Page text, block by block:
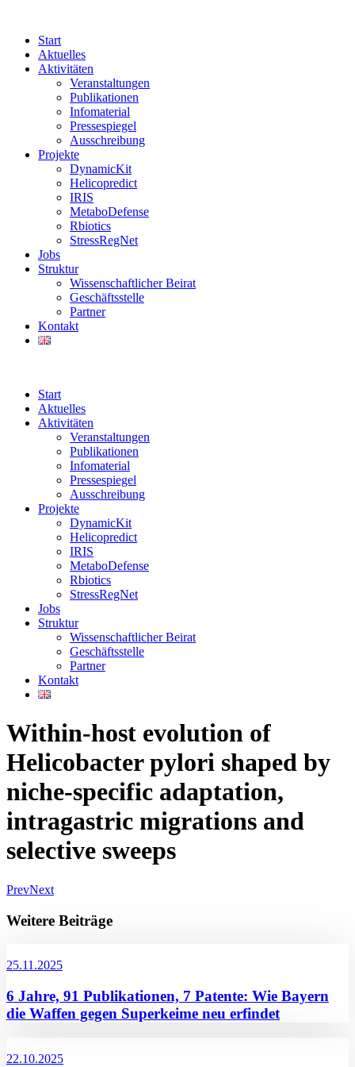
Start
Aktuelles
Aktivitäten
Veranstaltungen
Publikationen
Infomaterial
Pressespiegel
Ausschreibung
Projekte
DynamicKit
Helicopredict
IRIS
MetaboDefense
Rbiotics
StressRegNet
Jobs
Struktur
Wissenschaftlicher Beirat
Geschäftsstelle
Partner
Kontakt
Start
Aktuelles
Aktivitäten
Veranstaltungen
Publikationen
Infomaterial
Pressespiegel
Ausschreibung
Projekte
DynamicKit
Helicopredict
IRIS
MetaboDefense
Rbiotics
StressRegNet
Jobs
Struktur
Wissenschaftlicher Beirat
Geschäftsstelle
Partner
Kontakt
Within-host evolution of
Helicobacter pylori shaped by
niche-specific adaptation,
intragastric migrations and
selective sweeps
PrevNext
Weitere Beiträge
25.11.2025
6 Jahre, 91 Publikationen, 7 Patente: Wie Bayern
die Waffen gegen Superkeime neu erfindet
22.10.2025